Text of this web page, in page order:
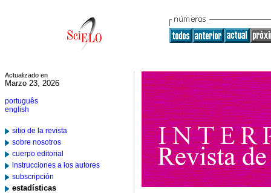
Actualizado en
Marzo 23, 2026
português
english
sitio de la revista
sobre nosotros
cuerpo editorial
instrucciones a los autores
subscripción
estadísticas